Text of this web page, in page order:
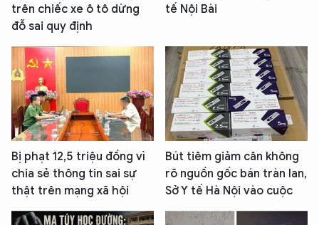
trên chiếc xe ô tô dừng
đỗ sai quy định
tế Nội Bài
Bị phạt 12,5 triệu đồng vì
chia sẻ thông tin sai sự
thật trên mạng xã hội
Bút tiêm giảm cân không
rõ nguồn gốc bán tràn lan,
Sở Y tế Hà Nội vào cuộc